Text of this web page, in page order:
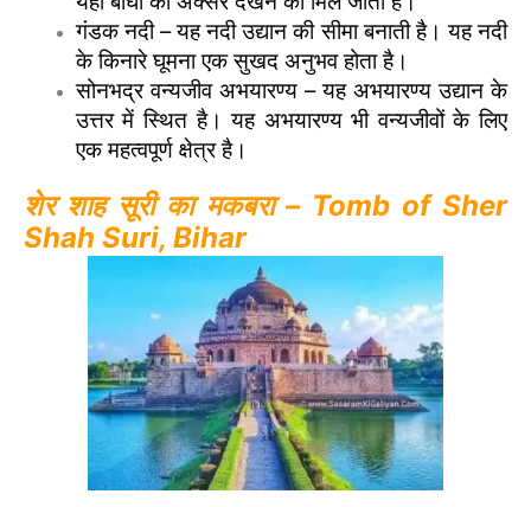
गंडक नदी – यह नदी उद्यान की सीमा बनाती है। यह नदी
के किनारे घूमना एक सुखद अनुभव होता है।
सोनभद्र वन्यजीव अभयारण्य – यह अभयारण्य उद्यान के
उत्तर में स्थित है। यह अभयारण्य भी वन्यजीवों के लिए
एक महत्वपूर्ण क्षेत्र है।
शेर शाह सूरी का मकबरा – Tomb of Sher
Shah Suri, Bihar